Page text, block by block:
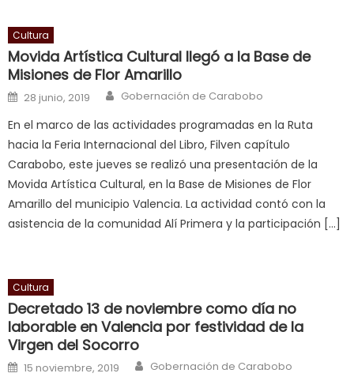
will
smith
is
cuckold ,
nice
milf
in
squirting,
आपक
न
भ
क
च
त
क
Cultura
Movida Artística Cultural llegó a la Base de
Misiones de Flor Amarillo
Posted on
28 junio, 2019 Author
Gobernación de Carabobo
En el marco de las actividades programadas en la Ruta
hacia la Feria Internacional del Libro, Filven capítulo
Carabobo, este jueves se realizó una presentación de la
Movida Artística Cultural, en la Base de Misiones de Flor
Amarillo del municipio Valencia. La actividad contó con la
asistencia de la comunidad Alí Primera y la participación […]
Cultura
Decretado 13 de noviembre como día no
laborable en Valencia por festividad de la
Virgen del Socorro
Posted on
15 noviembre, 2019 Author
Gobernación de Carabobo